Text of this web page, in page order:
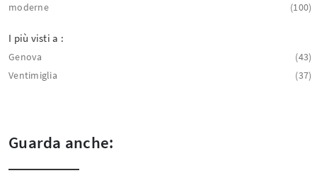
moderne 100
I più visti a :
Genova
43
Ventimiglia
37
Guarda anche: